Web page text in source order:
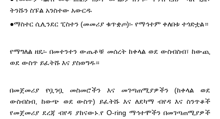
ትንሹን ስፑል አንስተው አውርዱ
●ማስተር ሲሊንደር ፒስተን (መመሪያ ቁጥቋጦ)፡- የማኅተም ቀለበቱ ተጎድቷል።
የማግለል ዘዴ፡- በመተንተን ውጤቶቹ መሰረት ከቀላል ወደ ውስብስብ፣ ከውጪ
ወደ ውስጥ ይፈትሹ እና ያስወግዱ።
በመጀመሪያ የቧንቧ መስመሮችን እና መገጣጠሚያዎችን (ከቀላል ወደ
ውስብስብ, ከውጭ ወደ ውስጥ) ይፈትሹ እና ለደካማ ብየዳ እና ስንጥቆች
የመጀመሪያ ደረጃ ብየዳ ያከናውኑ.የ O-ring ማኅተሞችን በመገጣጠሚያዎች